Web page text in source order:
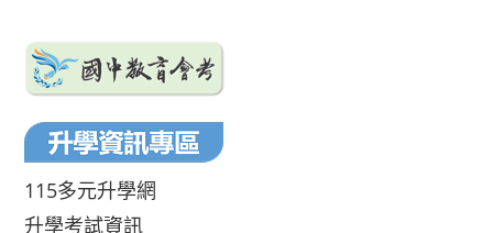
115多元升學網
升學考試資訊